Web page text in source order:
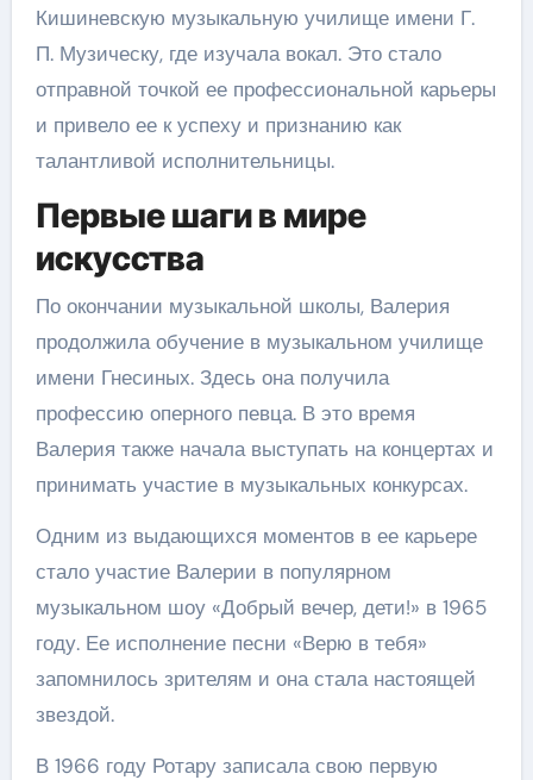
Кишиневскую музыкальную училище имени Г.
П. Музическу, где изучала вокал. Это стало
отправной точкой ее профессиональной карьеры
и привело ее к успеху и признанию как
талантливой исполнительницы.
Первые шаги в мире
искусства
По окончании музыкальной школы, Валерия
продолжила обучение в музыкальном училище
имени Гнесиных. Здесь она получила
профессию оперного певца. В это время
Валерия также начала выступать на концертах и
принимать участие в музыкальных конкурсах.
Одним из выдающихся моментов в ее карьере
стало участие Валерии в популярном
музыкальном шоу «Добрый вечер, дети!» в 1965
году. Ее исполнение песни «Верю в тебя»
запомнилось зрителям и она стала настоящей
звездой.
В 1966 году Ротару записала свою первую